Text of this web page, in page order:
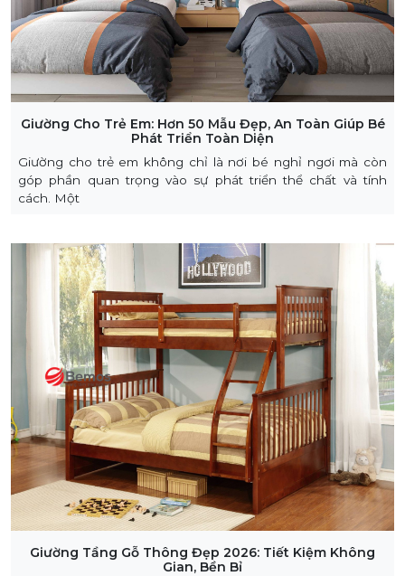
Giường Cho Trẻ Em: Hơn 50 Mẫu Đẹp, An Toàn Giúp Bé
Phát Triển Toàn Diện
Giường cho trẻ em không chỉ là nơi bé nghỉ ngơi mà còn
góp phần quan trọng vào sự phát triển thể chất và tính
cách. Một
Giường Tầng Gỗ Thông Đẹp 2026: Tiết Kiệm Không
Gian, Bền Bỉ